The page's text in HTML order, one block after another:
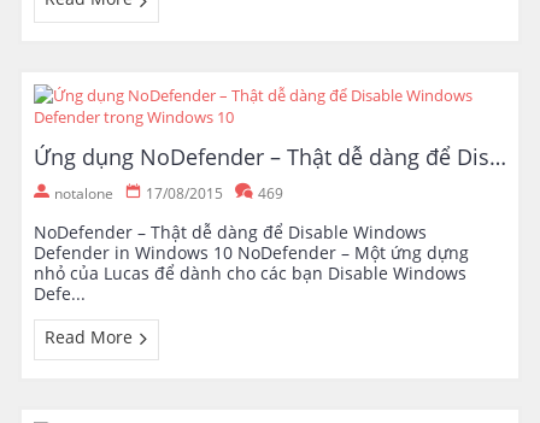
Ứng dụng NoDefender – Thật dễ dàng để Disable Windows Defender trong Windows 10
notalone 17/08/2015 469
NoDefender – Thật dễ dàng để Disable Windows
Defender in Windows 10 NoDefender – Một ứng dựng
nhỏ của Lucas để dành cho các bạn Disable Windows
Defe...
Read More